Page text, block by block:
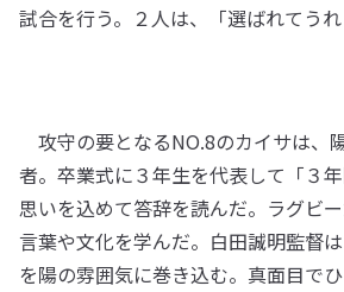
試合を行う。２人は、「選ばれてうれ
攻守の要となるNO.8のカイサは、
者。卒業式に３年生を代表して「３
思いを込めて答辞を読んだ。ラグビ
言葉や文化を学んだ。白田誠明監督
を陽の雰囲気に巻き込む。真面目で